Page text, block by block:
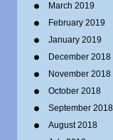
March 2019
February 2019
January 2019
December 2018
November 2018
October 2018
September 2018
August 2018